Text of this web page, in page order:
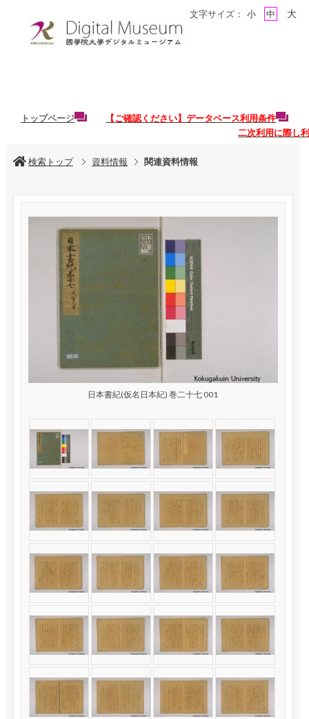
トップページ
【ご確認ください】データベース利用条件
二次利用に際し
文字サイズ： 小 中 大
検索トップ 資料情報 関連資料情報
日本書紀(仮名日本紀) 巻二十七 001